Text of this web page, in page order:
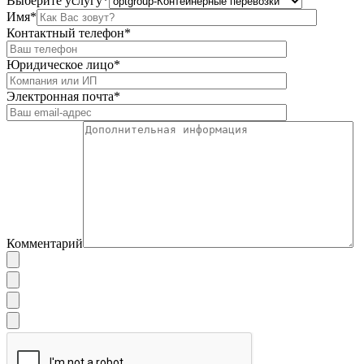
Имя*
Контактный телефон*
Юридическое лицо*
Электронная почта*
Комментарий